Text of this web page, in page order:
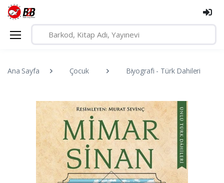
Ana Sayfa Çocuk Biyografi - Türk Dahileri